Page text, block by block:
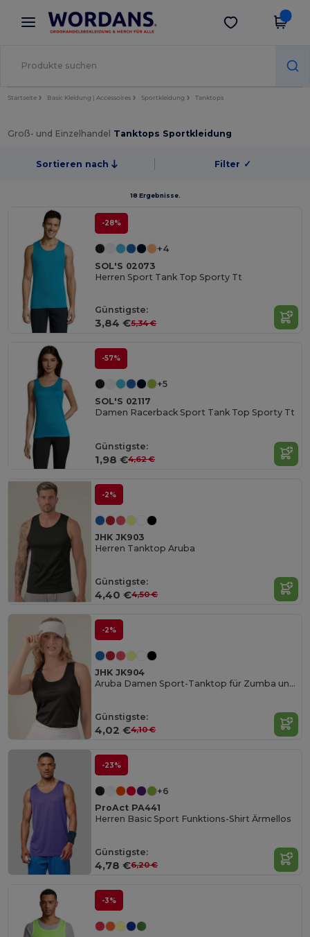
× Wordans App
Bessere Preise in der App!
App holen
Startseite Basic Kleidung | Accessoires Sportkleidung Tanktops
Groß- und Einzelhandel Tanktops Sportkleidung
Sortieren nach Filter ✓
18 Ergebnisse.
-28%
+4
SOL'S 02073
Herren Sport Tank Top Sporty Tt
Günstigste:
3,84 €5,34 €
-57%
+5
SOL'S 02117
Damen Racerback Sport Tank Top Sporty Tt
Günstigste:
1,98 €4,62 €
-2%
JHK JK903
Herren Tanktop Aruba
Günstigste:
4,40 €4,50 €
-2%
JHK JK904
Aruba Damen Sport-Tanktop für Zumba und Outdoor
Günstigste:
4,02 €4,10 €
-23%
+6
ProAct PA441
Herren Basic Sport Funktions-Shirt Ärmellos
Günstigste:
4,78 €6,20 €
-3%